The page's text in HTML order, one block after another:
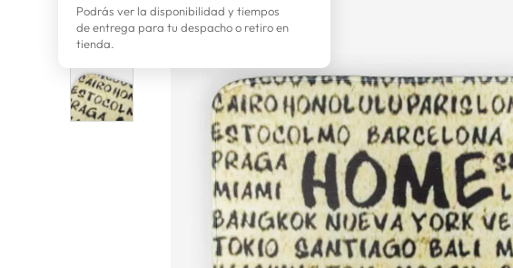
5. zapatillas
6. tv
7. laptop
8 . terrex
9 spiderman
10. lavadora
Podrás ver la disponibilidad y tiempos
de entrega para tu despacho o retiro en
tienda.